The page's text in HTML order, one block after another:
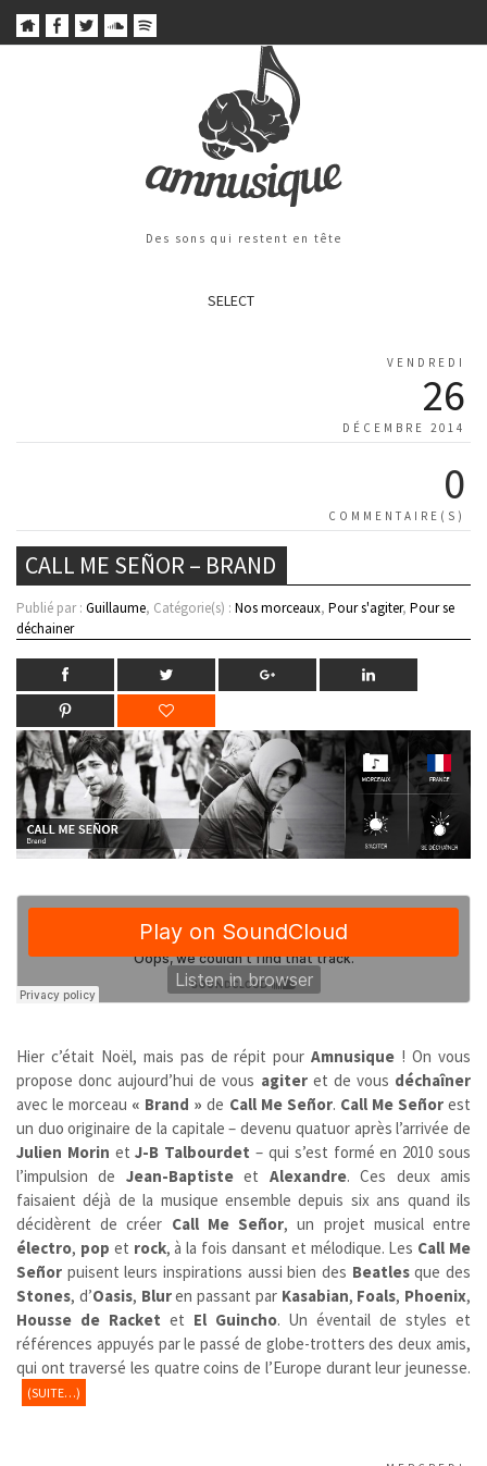
Des sons qui restent en tête
SELECT
VENDREDI
26
DÉCEMBRE 2014
0
COMMENTAIRE(S)
CALL ME SEÑOR – BRAND
Publié par : Guillaume, Catégorie(s) : Nos morceaux, Pour s'agiter, Pour se
déchainer
Hier c’était Noël, mais pas de répit pourAmnusique ! On vous
propose donc aujourd’hui de vous agiteret de vous déchaîner
avec le morceau « Brand » de Call Me Señor. Call Me Señorest
un duo originaire de la capitale – devenu quatuor après l’arrivée de
Julien Morin etJ-B Talbourdet– qui s’est formé en 2010 sous
l’impulsion de Jean-Baptisteet Alexandre. Ces deux amis
faisaient déjà de la musique ensemble depuis six ans quand ils
décidèrent de créer Call Me Señor, un projet musical entre
électro, pop et rock, à la fois dansant et mélodique. Les Call Me
Señor puisent leurs inspirations aussi bien des Beatlesque des
Stones, d’Oasis, Bluren passant par Kasabian, Foals, Phoenix,
Housse de Racket et El Guincho. Un éventail de styles et
références appuyés par le passé de globe-trotters des deux amis,
qui ont traversé les quatre coins de l’Europe durant leur jeunesse.
(SUITE…)